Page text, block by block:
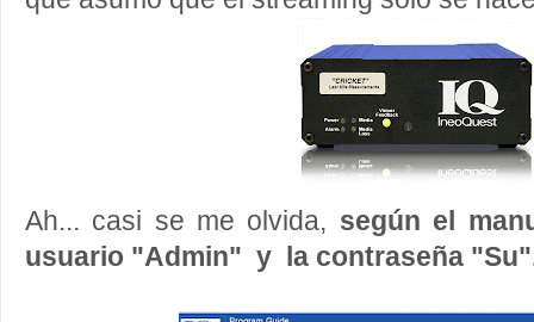
Ah... casi se me olvida, según el
usuario "Admin" y la contraseña